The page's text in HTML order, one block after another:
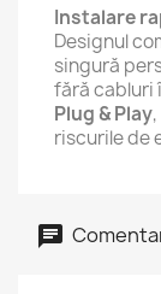
Instalare
Designul
singură
fără cabluri
Plug & Play
riscurile de